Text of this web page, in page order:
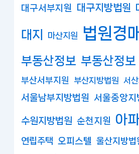
대구서부지원 대구지방법원
대지 마산지원 법원경매
부동산정보 부동산정보
부산서부지원 부산지방법원 서
서울남부지방법원 서울중앙지
수원지방법원 순천지원 아
연립주택 오피스텔 울산지방법